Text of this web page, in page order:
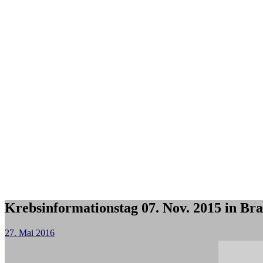
Krebsinformationstag 07. Nov. 2015 in
27. Mai 2016